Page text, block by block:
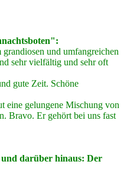
und umfangreichen
sehr vielfältig und sehr oft
gute Zeit. Schöne
eine gelungene Mischung von
Bravo. Er gehört bei uns fast
darüber hinaus: Der